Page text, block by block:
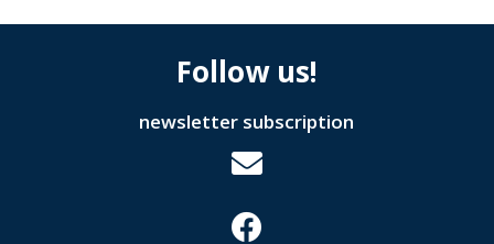
Follow us!
newsletter subscription

